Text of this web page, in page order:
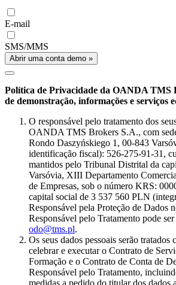
E-mail
SMS/MMS
Abrir uma conta demo »
Política de Privacidade da OANDA TMS
de demonstração, informações e serviços
O responsável pelo tratamento dos
OANDA TMS Brokers S.A., com
Rondo Daszyńskiego 1, 00-843
identificação fiscal): 526-275-91-31,
mantidos pelo Tribunal Distrital da
Varsóvia, XIII Departamento
de Empresas, sob o número KRS:
capital social de 3 537 560 PLN
Responsável pela Proteção de Dados
Responsável pelo Tratamento pode
odo@tms.pl.
Os seus dados pessoais serão
celebrar e executar o Contrato de
Formação e o Contrato de Conta de
Responsável pelo Tratamento,
medidas a pedido do titular dos dados